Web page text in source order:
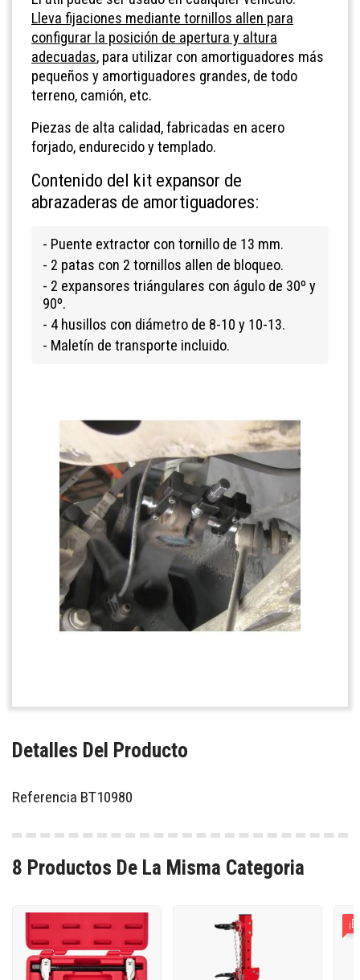
Lleva fijaciones mediante tornillos allen para
configurar la posición de apertura y altura
adecuadas, para utilizar con amortiguadores más
pequeños y amortiguadores grandes, de todo
terreno, camión, etc.
Piezas de alta calidad, fabricadas en acero
forjado, endurecido y templado.
Contenido del kit expansor de
abrazaderas de amortiguadores:
- Puente extractor con tornillo de 13 mm.
- 2 patas con 2 tornillos allen de bloqueo.
- 2 expansores triángulares con águlo de 30º y
90º.
- 4 husillos con diámetro de 8-10 y 10-13.
- Maletín de transporte incluido.
Detalles Del Producto
Referencia BT10980
8 Productos De La Misma Categoria